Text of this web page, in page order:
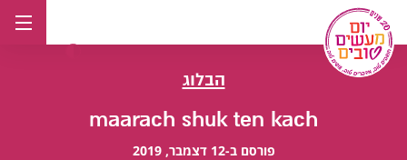
לתוכן
הבלוג
maarach shuk ten kach
פורסם ב-12 דצמבר, 2019